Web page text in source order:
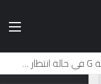
لماذا تم منع النساء من المشاركة في لومان لعقود من الزمن؟